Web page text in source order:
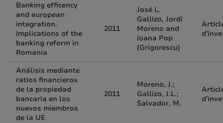
Banking efficency
and european
integration.
Implications of the
banking reform in
Romania
2011
José L.
Gallizo, Jordi
Moreno and
Ioana Pop
(Grigorescu)
Análisis mediante
ratios financieros
de la propiedad
bancaria en los
nuevos miembros
de la UE
2011
Moreno, J.;
Gallizo, J.L.;
Salvador, M.